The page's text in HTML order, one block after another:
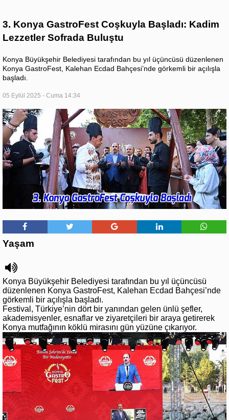
3. Konya GastroFest Coşkuyla Başladı: Kadim
Lezzetler Sofrada Buluştu
Konya Büyükşehir Belediyesi tarafından bu yıl üçüncüsü düzenlenen
Konya GastroFest, Kalehan Ecdad Bahçesi’nde görkemli bir açılışla
başladı.
05 Eylül 2025 - Cuma 14:34
Yaşam
Konya Büyükşehir Belediyesi tarafından bu yıl üçüncüsü
düzenlenen Konya GastroFest, Kalehan Ecdad Bahçesi’nde
görkemli bir açılışla başladı.
Festival, Türkiye’nin dört bir yanından gelen ünlü şefler,
akademisyenler, esnaflar ve ziyaretçileri bir araya getirerek
Konya mutfağının köklü mirasını gün yüzüne çıkarıyor.